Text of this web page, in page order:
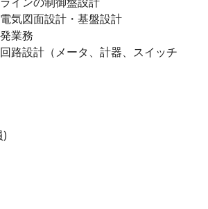
気図面設計・基盤設計
業務
路設計（メータ、計器、スイッチ
)